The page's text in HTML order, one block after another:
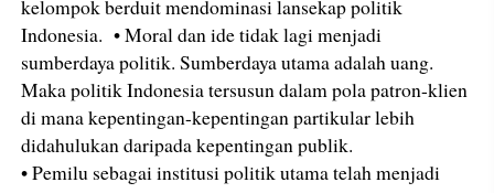
kelompok berduit mendominasi lansekap politik
Indonesia. • Moral dan ide tidak lagi menjadi
sumberdaya politik. Sumberdaya utama adalah uang.
Maka politik Indonesia tersusun dalam pola patron-klien
di mana kepentingan-kepentingan partikular lebih
didahulukan daripada kepentingan publik.
• Pemilu sebagai institusi politik utama telah menjadi